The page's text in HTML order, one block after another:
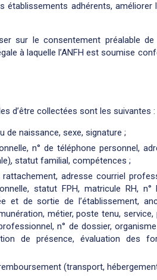
adhérents, améliorer
sur le consentement préalable
à laquelle l’ANFH est soumise
d’être collectées sont les suivantes :
de naissance, sexe, signature ;
n° de téléphone personnel,
), statut familial, compétences ;
adresse courriel
statut FPH, matricule RH, n°
et de sortie de l’établissement,
métier, poste tenu,
n° de dossier,
de présence, évaluation des
(transport,